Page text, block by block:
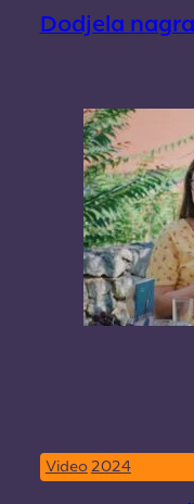
Dodjela
Video 2024